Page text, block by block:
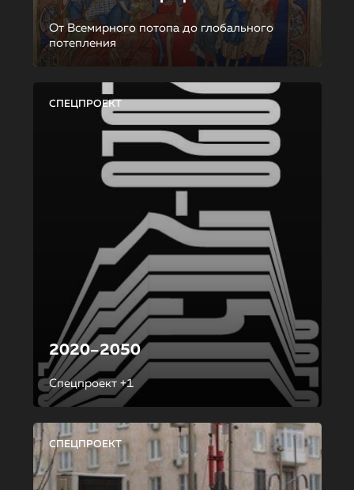
От Всемирного потопа до глобального
потепления
СПЕЦПРОЕКТ
2020–2050
Спецпроект +1
СПЕЦПРОЕКТ